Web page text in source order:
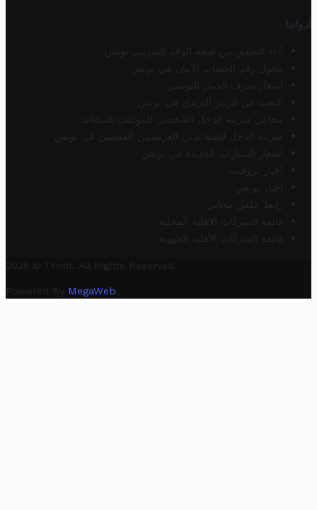
أدواتنا
أداة التحقق من صحة الرقم الضريبي تونس
محول رقم الحساب الآيبان في تونس
أسعار صرف الدينار التونسي
البحث عن الرمز البريدي في تونس
محاكي ضريبة الدخل الشخصي للموظف/المتقاعد
ضريبة الدخل للمتقاعدين الفرنسيين المقيمين في تونس
أسعار السيارات الجديدة في تونس
أخبار تروفيت
أخبار تونس
رابط خلفي مجاني
قائمة الشركات الأهلية المحلية
قائمة الشركات الأهلية الجهوية
2025 © Trovit. All Rights Reserved.
Powered By MegaWeb